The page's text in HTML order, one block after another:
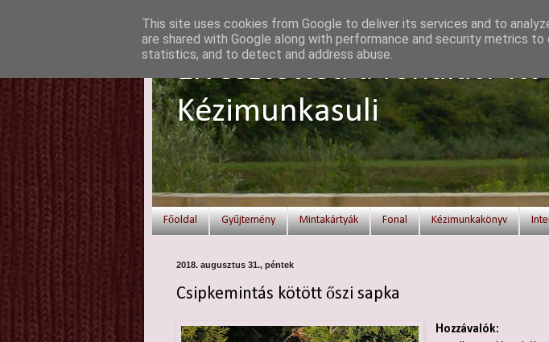
Elvesztetted a fonalat?
Kézimunkasuli
Főoldal Gyűjtemény Mintakártyák Fonal Kézimunkakönyv
2018. augusztus 31., péntek
Csipkemintás kötött őszi sapka
Hozzávalók:
This site uses cookies from Google to deliver its services and to
are shared with Google along with performance and security metrics
statistics, and to detect and address abuse.